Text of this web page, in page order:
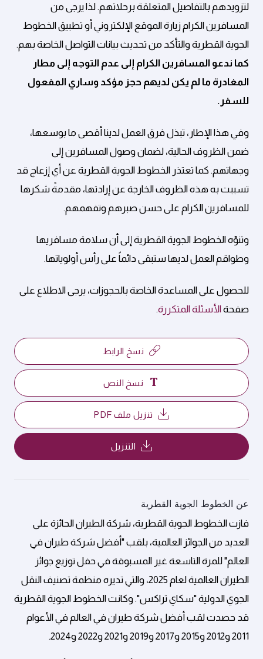
لتزويدهم بالتفاصيل المتعلقة برحلاتهم. لذا يرجى من
المسافرين الكرام زيارة الموقع الإلكتروني أو تطبيق الخطوط
الجوية القطرية والتأكد من تحديث بيانات التواصل الخاصة بهم.
كما ندعو المسافرين الكرام إلى عدم التوجه إلى مطار
المغادرة ما لم يكن لديهم حجز مؤكد وساري المفعول
للسفر .
وفي هذا الإطار، تبذل فرق العمل لدينا أقصى ما بوسعها،
ضمن الظروف الحالية، لضمان وصول المسافرين إلى
وجهاتهم. كما تعتذر الخطوط الجوية القطرية عن أي إزعاج قد
تسببت به هذه الظروف الخارجة عن إرادتها، مقدمةً شكرها
للمسافرين الكرام على حسن صبرهم وتفهمهم.
وتنوّه الخطوط الجوية القطرية إلى أن سلامة مسافريها
وطواقم العمل لديها ستبقى دائماً على رأس أولوياتها.
للحصول على المساعدة الخاصة بالحجوزات، يرجى الاطلاع على
صفحةالأسئلة المتكررة.
نسخ الرابط
نسخ النص
تنزيل ملف PDF
التنزيل
عن الخطوط الجوية القطرية
فازت الخطوط الجوية القطرية، شركة الطيران الحائزة على
العديد من الجوائز العالمية، بلقب "أفضل شركة طيران في
العالم" للمرة التاسعة غير المسبوقة في حفل توزيع جوائز
الطيران العالمية لعام 2025، والتي تديره منظمة تصنيف النقل
الجوي الدولية "سكاي تراكس". وكانت الخطوط الجوية القطرية
قد حصدت لقب أفضل شركة طيران في العالم في الأعوام
2011 و2012 و2015 و2017 و2019 و2021 و2022 و2024.